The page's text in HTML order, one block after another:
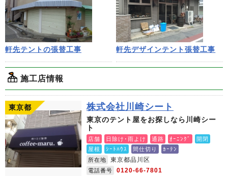
軒先テントの張替工事 軒先デザインテント張替工事
施工店情報
東京都 株式会社川崎シート
東京のテント屋をお探しなら川崎シー
ト
店舗 日除け･雨よけ 通路 ｵｰﾆﾝｸﾞ
開閉
屋根
ｼｰﾄﾊｳｽ 間仕切り
ｶｰﾃﾝ
所在地
東京都品川区
電話番号 0120-66-7801